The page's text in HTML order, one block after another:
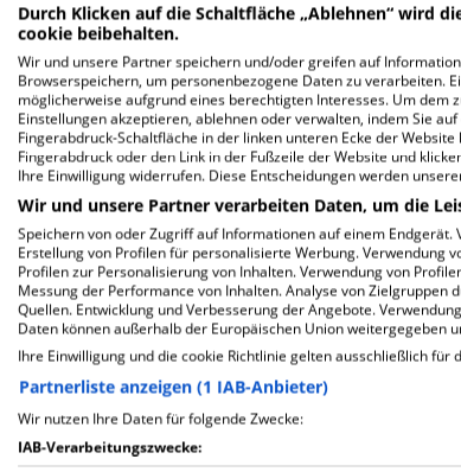
Hier ﬁnden Sie häuﬁg gestellte Fragen zu dieser Klinik.
Wie lautet die Adresse von MVZ
Müllerstr. 56-58
13349 Berlin
Wie ist die Telefonnummer von MVZ
Karte
Durch Klicken auf die Schaltfläche „Ablehnen“ wird
cookie beibehalten.
Wir und unsere Partner speichern und/oder greifen auf
Browserspeichern, um personenbezogene Daten zu verarbeiten.
möglicherweise aufgrund eines berechtigten Interesses. Um dem
Einstellungen akzeptieren, ablehnen oder verwalten, indem Sie
Fingerabdruck-Schaltfläche in der linken unteren Ecke der
Fingerabdruck oder den Link in der Fußzeile der Website und
Ihre Einwilligung widerrufen. Diese Entscheidungen werden
Wir und unsere Partner verarbeiten Daten, um die
Speichern von oder Zugriff auf Informationen auf einem
Erstellung von Profilen für personalisierte Werbung. Verwendung
Profilen zur Personalisierung von Inhalten. Verwendung von
Messung der Performance von Inhalten. Analyse von
Quellen. Entwicklung und Verbesserung der Angebote.
Daten können außerhalb der Europäischen Union weitergegeben
Ihre Einwilligung und die cookie Richtlinie gelten ausschließlich für
Partnerliste anzeigen (1 IAB-Anbieter)
Wir nutzen Ihre Daten für folgende Zwecke:
IAB-Verarbeitungszwecke: